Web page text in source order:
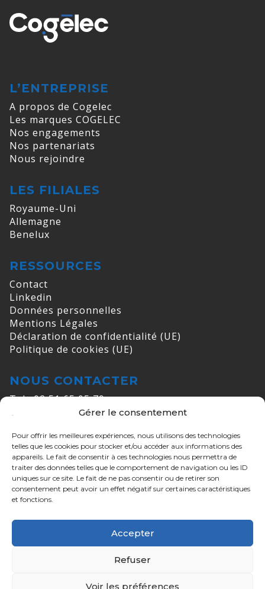
Gérer le consentement
Pour offrir les meilleures expériences, nous utilisons des technologies
telles que les cookies pour stocker et/ou accéder aux informations des
appareils. Le fait de consentir à ces technologies nous permettra de
traiter des données telles que le comportement de navigation ou les ID
uniques sur ce site. Le fait de ne pas consentir ou de retirer son
consentement peut avoir un effet négatif sur certaines caractéristiques
et fonctions.
Accepter
Refuser
Voir les préférences
L’ENTREPRISE
A propos de Cogelec
Les marques COGELEC
Nos engagements
Nos partenariats
Nous rejoindre
LES FILIALES
Royaume-Uni
Allemagne
Benelux
RESSOURCES
Contact
Linkedin
Données personnelles
Mentions Légales
Déclaration de confidentialité (UE)
Politique de cookies (UE)
NOUS CONTACTER
Tel : 02 51 65 05 79
E-mail :
info@cogelec.fr
ADRESSES
COGELEC MORTAGNE
ZI de Maunit - 370 rue de Maunit,
85290 Mortagne-sur-Sèvre
26 mail Pablo Picasso,
44000 Nantes